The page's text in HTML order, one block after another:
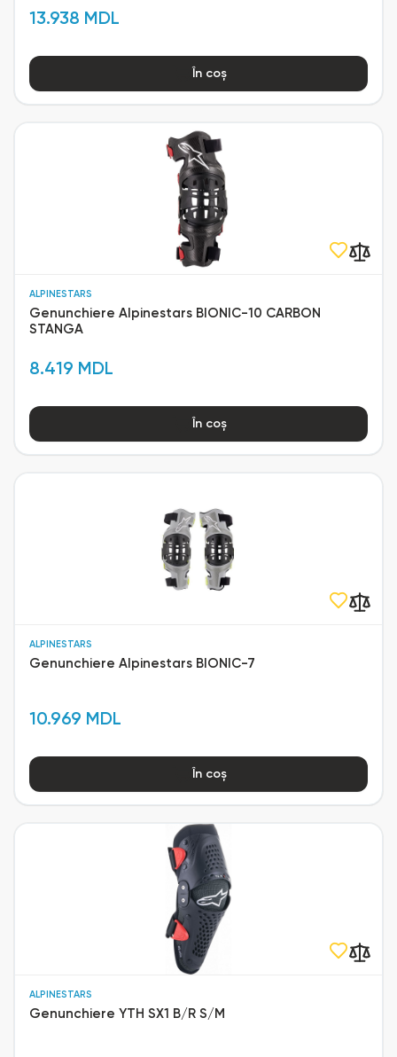
13.938 MDL
În coș
ALPINESTARS
Genunchiere Alpinestars BIONIC-10 CARBON
STANGA
8.419 MDL
În coș
ALPINESTARS
Genunchiere Alpinestars BIONIC-7
10.969 MDL
În coș
ALPINESTARS
Genunchiere YTH SX1 B/R S/M